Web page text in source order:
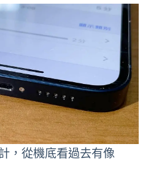
，從機底看過去有像